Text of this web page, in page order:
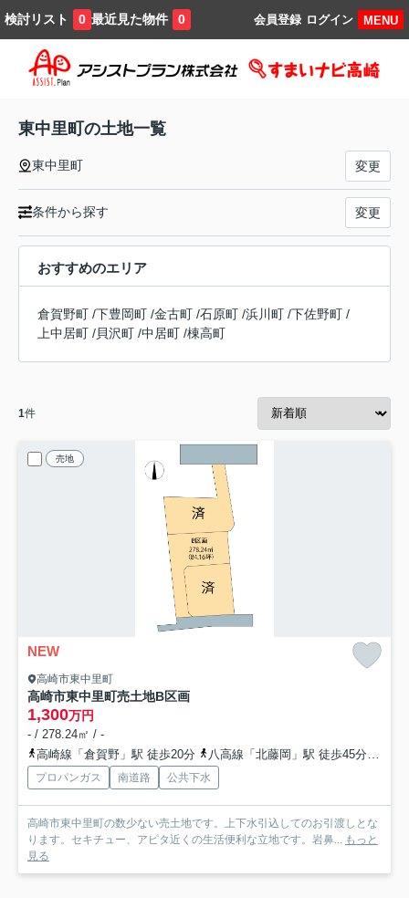
検討リスト 0 最近見た物件 0 MENU
ログイン
会員登録
東中里町の土地一覧
東中里町 変更
条件から探す 変更
おすすめのエリア
倉賀野町 /下豊岡町 /金古町 /石原町 /浜川町 /下佐野町 /
上中居町 /貝沢町 /中居町 /棟高町
1件
売地
NEW
高崎市東中里町
高崎市東中里町売土地B区画
1,300万円
- / 278.24㎡ / -
高崎線「倉賀野」駅 徒歩20分
八高線「北藤岡」駅 徒歩45分
プロパンガス 南道路 公共下水
高崎市東中里町の数少ない売土地です。上下水引込してのお引渡しとな
ります。セキチュー、アピタ近くの生活便利な立地です。岩鼻...
もっと
見る